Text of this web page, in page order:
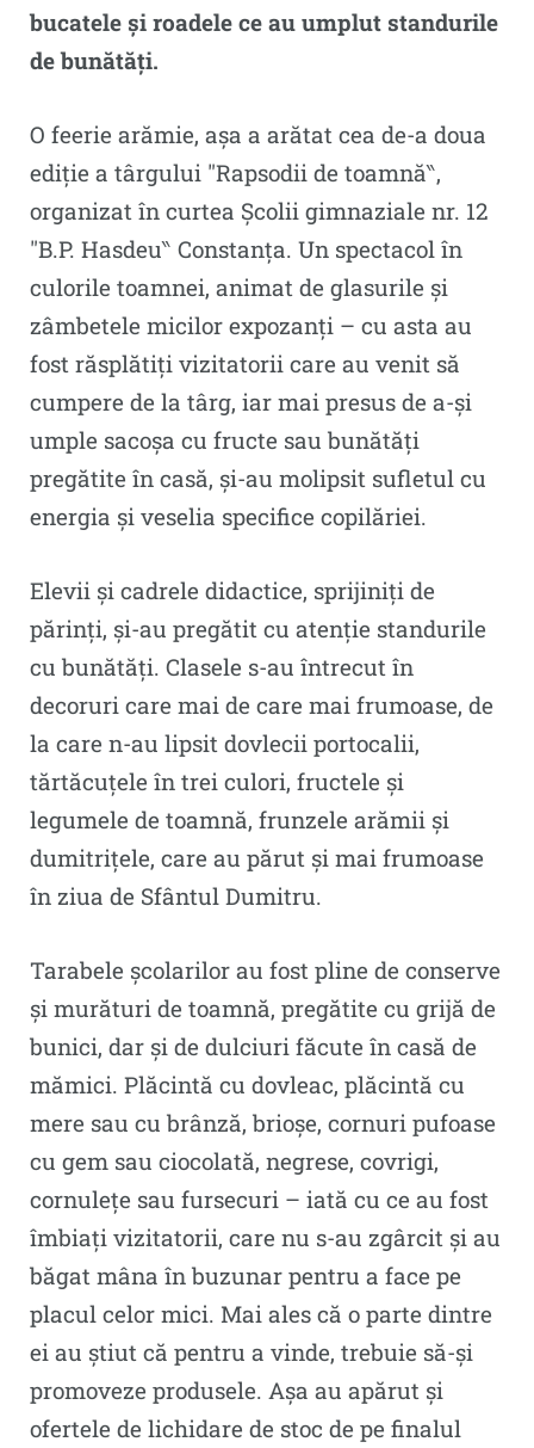
bucatele și roadele ce au umplut standurile
de bunătăți.
O feerie arămie, așa a arătat cea de-a doua
ediție a târgului ″Rapsodii de toamnă‶,
organizat în curtea Școlii gimnaziale nr. 12
″B.P. Hasdeu‶ Constanța. Un spectacol în
culorile toamnei, animat de glasurile și
zâmbetele micilor expozanți – cu asta au
fost răsplătiți vizitatorii care au venit să
cumpere de la târg, iar mai presus de a-și
umple sacoșa cu fructe sau bunătăți
pregătite în casă, și-au molipsit sufletul cu
energia și veselia specifice copilăriei.
Elevii și cadrele didactice, sprijiniți de
părinți, și-au pregătit cu atenție standurile
cu bunătăți. Clasele s-au întrecut în
decoruri care mai de care mai frumoase, de
la care n-au lipsit dovlecii portocalii,
tărtăcuțele în trei culori, fructele și
legumele de toamnă, frunzele arămii și
dumitrițele, care au părut și mai frumoase
în ziua de Sfântul Dumitru.
Tarabele școlarilor au fost pline de conserve
și murături de toamnă, pregătite cu grijă de
bunici, dar și de dulciuri făcute în casă de
mămici. Plăcintă cu dovleac, plăcintă cu
mere sau cu brânză, brioșe, cornuri pufoase
cu gem sau ciocolată, negrese, covrigi,
cornulețe sau fursecuri – iată cu ce au fost
îmbiați vizitatorii, care nu s-au zgârcit și au
băgat mâna în buzunar pentru a face pe
placul celor mici. Mai ales că o parte dintre
ei au știut că pentru a vinde, trebuie să-și
promoveze produsele. Așa au apărut și
ofertele de lichidare de stoc de pe finalul